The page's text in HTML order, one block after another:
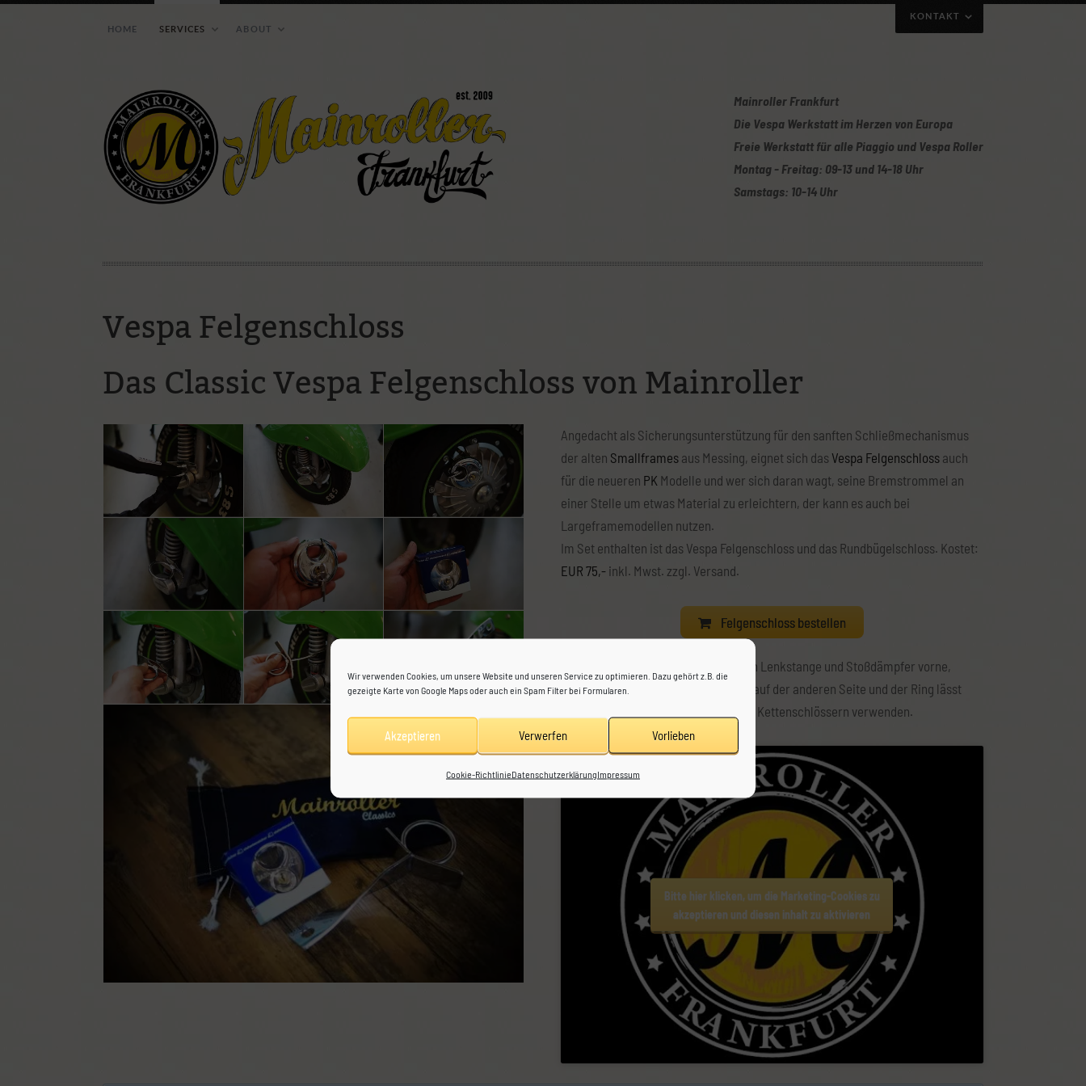
Wir verwenden Cookies, um unsere Website und unseren Service zu optimieren. Dazu gehört z.B. die
gezeigte Karte von Google Maps oder auch ein Spam Filter bei Formularen.
Akzeptieren Verwerfen Vorlieben
Cookie-RichtlinieDatenschutzerklärungImpressum
Mit Klick auf die Karte gelangt ihr zur Wegbeschreibung
Wenn Ihr Fragen habt, wendet euch gerne per Telefon/Whatsapp mit obiger
Datenschutzerklärung
HOME SERVICES ABOUT
KONTAKT
Mainroller Frankfurt
Die Vespa Werkstatt im Herzen von Europa
Freie Werkstatt für alle Piaggio und Vespa Roller
Montag - Freitag: 09-13 und 14-18 Uhr
Samstags: 10-14 Uhr
Vespa Felgenschloss
Das Classic Vespa Felgenschloss von Mainroller
Angedacht als Sicherungsunterstützung für den sanften Schließmechanismus
der alten Smallframesaus Messing, eignet sich das Vespa Felgenschlossauch
für die neueren PK Modelle und wer sich daran wagt, seine Bremstrommel an
einer Stelle um etwas Material zu erleichtern, der kann es auch bei
Largeframemodellen nutzen.
Im Set enthalten ist das Vespa Felgenschloss und das Rundbügelschloss. Kostet:
EUR 75,- inkl. Mwst. zzgl. Versand.
Felgenschloss bestellen
Angebracht wird der Bolzen zwischen Lenkstange und Stoßdämpfer vorne,
arretiert mittels des Bügelschlosses auf der anderen Seite und der Ring lässt
sich zur Verwendung von Bügel- oder Kettenschlössern verwenden.
Bitte hier klicken, um die Marketing-Cookies zu
akzeptieren und diesen inhalt zu aktivieren